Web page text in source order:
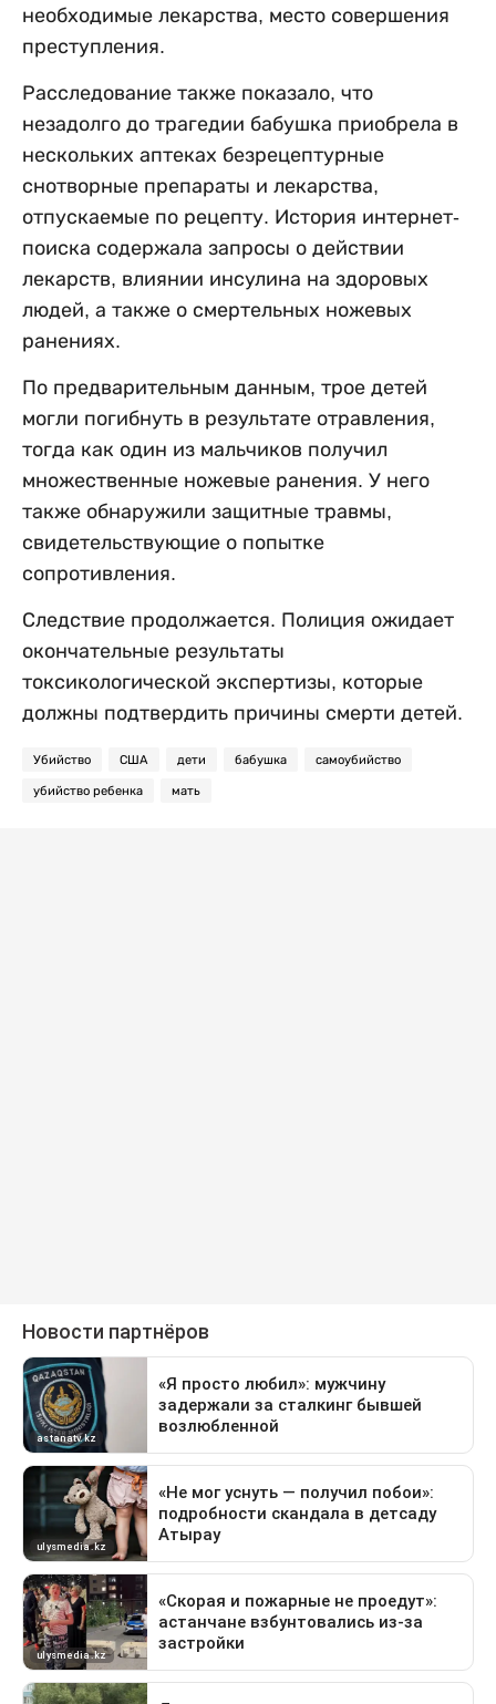
необходимые лекарства, место совершения
преступления.
Расследование также показало, что
незадолго до трагедии бабушка приобрела в
нескольких аптеках безрецептурные
снотворные препараты и лекарства,
отпускаемые по рецепту. История интернет-
поиска содержала запросы о действии
лекарств, влиянии инсулина на здоровых
людей, а также о смертельных ножевых
ранениях.
По предварительным данным, трое детей
могли погибнуть в результате отравления,
тогда как один из мальчиков получил
множественные ножевые ранения. У него
также обнаружили защитные травмы,
свидетельствующие о попытке
сопротивления.
Следствие продолжается. Полиция ожидает
окончательные результаты
токсикологической экспертизы, которые
должны подтвердить причины смерти детей.
Убийство США дети бабушка самоубийство
убийство ребенка мать